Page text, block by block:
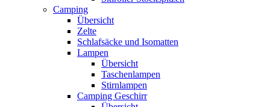
Camping
Übersicht
Zelte
Schlafsäcke und Isomatten
Lampen
Übersicht
Taschenlampen
Stirnlampen
Camping Geschirr